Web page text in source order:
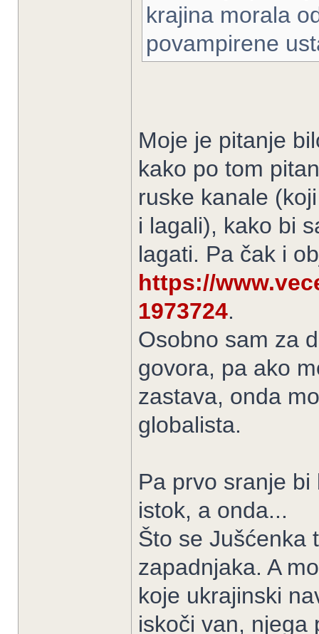
krajina morala
povampirene
Moje je pitanje
kako po tom
ruske kanale
i lagali), kako bi
lagati. Pa čak i
https://
1973724.
Osobno sam za
govora, pa ako
zastava, onda
globalista.
Pa prvo sranje
istok, a onda...
Što se Jušćenka
zapadnjaka. A
koje ukrajinski
iskoči van, njega